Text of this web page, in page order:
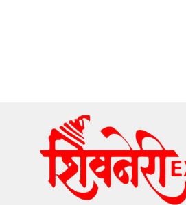
content